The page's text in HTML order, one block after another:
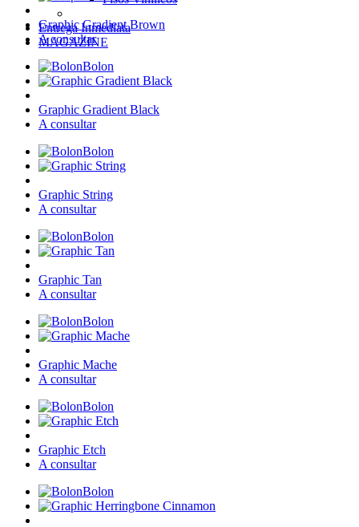
Entrega Inmediata
MAGAZINE
Graphic Gradient Brown
A consultar
Bolon
Graphic Gradient Black
A consultar
Bolon
Graphic String
A consultar
Bolon
Graphic Tan
A consultar
Bolon
Graphic Mache
A consultar
Bolon
Graphic Etch
A consultar
Bolon